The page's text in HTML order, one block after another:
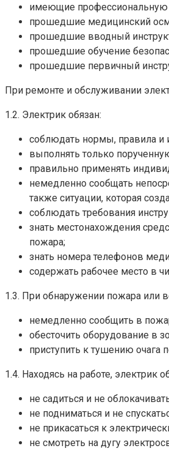
имеющие профессиональную
прошедшие медицинский
прошедшие вводный
прошедшие обучение
прошедшие первичный
При ремонте и обслуживании
1.2. Электрик обязан:
соблюдать нормы, правила и
выполнять только
правильно применять
немедленно сообщать
также ситуации, которая
соблюдать требования
знать местонахождения
пожара;
знать номера телефонов
содержать рабочее место в
1.3. При обнаружении пожара или
немедленно сообщить в
обесточить оборудование в
приступить к тушению
1.4. Находясь на работе, электрик
не садиться и не
не подниматься и не
не прикасаться к
не смотреть на дугу